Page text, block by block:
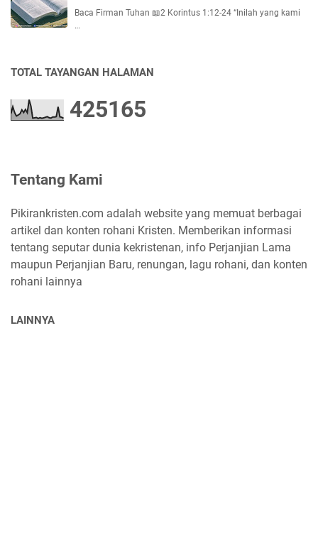
Baca Firman Tuhan 📖2 Korintus 1:12-24 “Inilah yang kami
…
TOTAL TAYANGAN HALAMAN
425165
Tentang Kami
Pikirankristen.com adalah website yang memuat berbagai
artikel dan konten rohani Kristen. Memberikan informasi
tentang seputar dunia kekristenan, info Perjanjian Lama
maupun Perjanjian Baru, renungan, lagu rohani, dan konten
rohani lainnya
LAINNYA